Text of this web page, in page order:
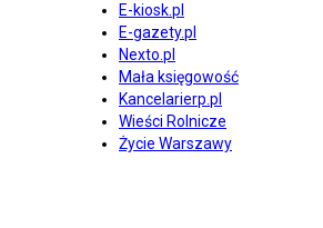
E-kiosk.pl
E-gazety.pl
Nexto.pl
Mała księgowość
Kancelarierp.pl
Wieści Rolnicze
Życie Warszawy